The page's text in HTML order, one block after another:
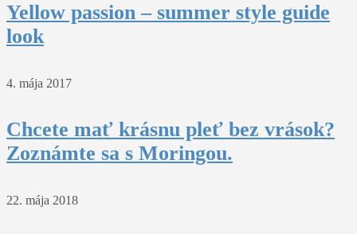
Yellow passion – summer style guide
look
4. mája 2017
Chcete mať krásnu pleť bez vrások?
Zoznámte sa s Moringou.
22. mája 2018